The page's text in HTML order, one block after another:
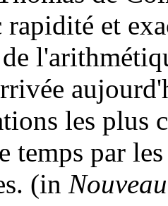
rapidité et
les plus
temps par
(in